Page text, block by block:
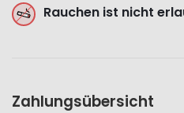
Rauchen ist nicht
Zahlungsübersicht